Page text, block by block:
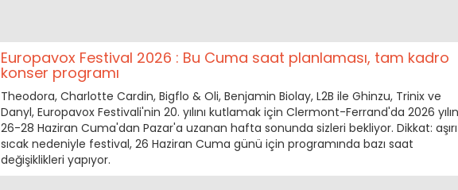
Europavox Festival 2026 : Bu Cuma saat planlaması, tam kadro
konser programı
Theodora, Charlotte Cardin, Bigflo & Oli, Benjamin Biolay, L2B ile Ghinzu, Trinix ve
Danyl, Europavox Festivali'nin 20. yılını kutlamak için Clermont-Ferrand'da 2026
26-28 Haziran Cuma'dan Pazar'a uzanan hafta sonunda sizleri bekliyor. Dikkat: aşırı
sıcak nedeniyle festival, 26 Haziran Cuma günü için programında bazı saat
değişiklikleri yapıyor.